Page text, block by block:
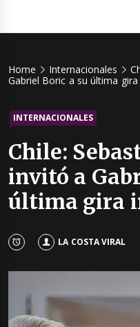
Home Internacionales
Gabriel Boric a su última
INTERNACIONALES
Chile:
invitó a
última gira
LA COSTA VIRAL